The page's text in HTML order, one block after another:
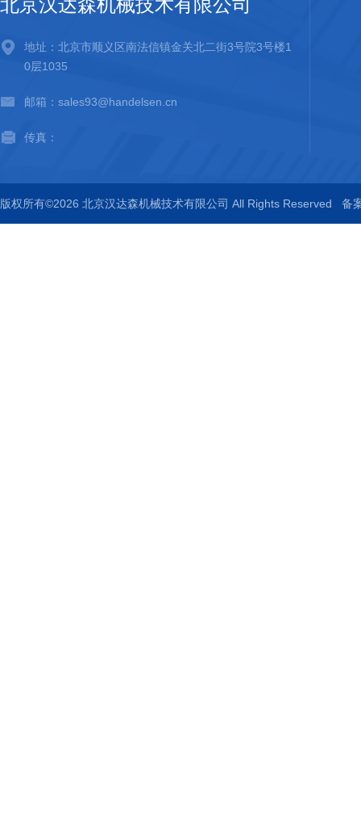
北京汉达森机械技术有限公司
地址：北京市顺义区南法信镇金关北二街3号院3号楼1
0层1035
邮箱：sales93@handelsen.cn
传真：
版权所有©2026 北京汉达森机械技术有限公司 All Rights Reserved 备